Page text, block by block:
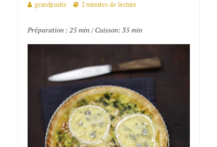
grandpastis
2 minutes de lecture
Préparation : 25 min / Cuisson: 35 min